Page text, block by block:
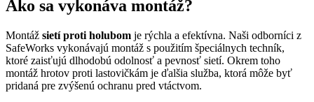
Ako sa vykonáva montáž?
Montáž sietí proti holubom je rýchla a efektívna. Naši odborníci z
SafeWorks vykonávajú montáž s použitím špeciálnych techník,
ktoré zaisťujú dlhodobú odolnosť a pevnosť sietí. Okrem toho
montáž hrotov proti lastovičkám je ďalšia služba, ktorá môže byť
pridaná pre zvýšenú ochranu pred vtáctvom.